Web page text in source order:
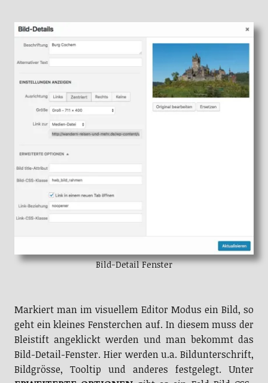
Bild-Detail Fenster
Markiert man im visuellem Editor Modus ein Bild, so
geht ein kleines Fensterchen auf. In diesem muss der
Bleistift angeklickt werden und man bekommt das
Bild-Detail-Fenster. Hier werden u.a. Bildunterschrift,
Bildgrösse, Tooltip und anderes festgelegt. Unter